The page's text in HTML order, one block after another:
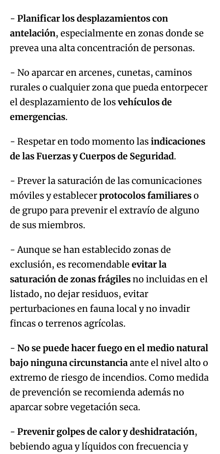
- Planificar los desplazamientos con
antelación, especialmente en zonas donde se
prevea una alta concentración de personas.
- No aparcar en arcenes, cunetas, caminos
rurales o cualquier zona que pueda entorpecer
el desplazamiento de losvehículos de
emergencias.
- Respetar en todo momento lasindicaciones
de las Fuerzas y Cuerpos de Seguridad.
- Prever la saturación de las comunicaciones
móviles y establecerprotocolos familiareso
de grupo para prevenir el extravío de alguno
de sus miembros.
- Aunque se han establecido zonas de
exclusión, es recomendable evitar la
saturación de zonas frágilesno incluidas en el
listado, no dejar residuos, evitar
perturbaciones en fauna local y no invadir
fincas o terrenos agrícolas.
- No se puede hacer fuego en el medio natural
bajo ninguna circunstanciaante el nivel alto o
extremo de riesgo de incendios. Como medida
de prevención se recomienda además no
aparcar sobre vegetación seca.
- Prevenir golpes de calor y deshidratación,
bebiendo agua y líquidos con frecuencia y